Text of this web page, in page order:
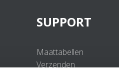
SUPPORT
Maattabellen
Verzenden